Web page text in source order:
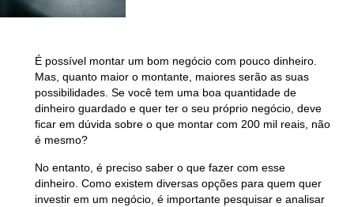
É possível montar um bom negócio com pouco dinheiro.
Mas, quanto maior o montante, maiores serão as suas
possibilidades. Se você tem uma boa quantidade de
dinheiro guardado e quer ter o seu próprio negócio, deve
ficar em dúvida sobre o que montar com 200 mil reais, não
é mesmo?
No entanto, é preciso saber o que fazer com esse
dinheiro. Como existem diversas opções para quem quer
investir em um negócio, é importante pesquisar e analisar